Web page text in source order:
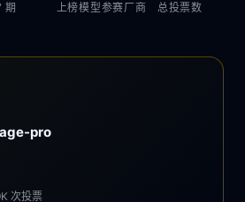
期 上榜模型参赛厂商 总投票数
pro
次投票